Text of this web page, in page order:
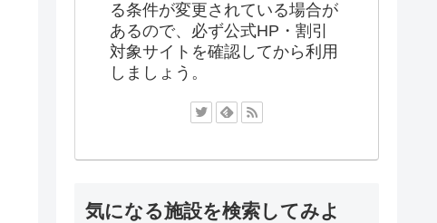
る条件が変更されている場合が
あるので、必ず公式HP・割引
対象サイトを確認してから利用
しましょう。
気になる施設を検索してみよ